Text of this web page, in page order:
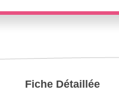
Fiche Détaillée